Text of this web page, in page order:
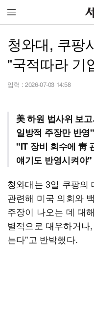
청와대, 쿠팡
"국적따라 기
입력 : 2026-07-03 14:58
美 하원 법사위 보
일방적 주장만 반영"
"IT 장비 회수에 靑
얘기도 반영시켜야"
청와대는 3일 쿠팡의
관련해 미국 의회와
주장이 나오는 데 대
별적으로 대우하거
는다"고 반박했다.